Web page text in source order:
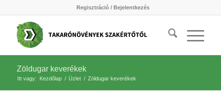
Regisztráció / Bejelentkezés
Zöldugar keverékek
Itt vagy: Kezdőlap / Üzlet / Zöldugar keverékek